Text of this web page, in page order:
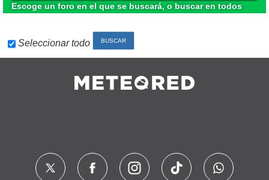
Escoge un foro en el que se buscará, o buscar en todos
Seleccionar todo